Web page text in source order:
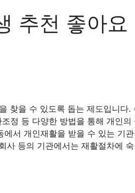
추천 좋아요
찾을 수 있도록 돕는 제도입니다.
정 등 다양한 방법을 통해 개인의
서 개인재활을 받을 수 있는 기
사 등의 기관에서는 재활절차에 숙